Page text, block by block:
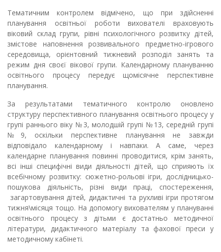
Тематичним контролем відмічено, що при здійсненні
планування освітньої роботи вихователі враховують
віковий склад групи, рівні психологічного розвитку дітей,
змістове наповнення розвивального предметно-ігрового
середовища, орієнтовний тижневий розподіл занять та
режим дня своєї вікової групи. Календарному плануванню
освітнього процесу передує щомісячне перспективне
планування.
За результатами тематичного контролю оновлено
структуру перспективного планування освітнього процесу у
групі раннього віку №3, молодшій групі №13, середній групі
№9, оскільки перспективне планування не завжди
відповідало календарному і навпаки. А саме, через
календарне планування повинні проводитися, крім занять,
всі інші специфічні види діяльності дітей, що сприяють їх
всебічному розвитку: сюжетно-рольові ігри, дослідницько-
пошукова діяльність, різні види праці, спостереження,
загартовування дітей, дидактичні та рухливі ігри протягом
тижня\місяця тощо. На допомогу вихователям у плануванні
освітнього процесу з дітьми є достатньо методичної
літератури, дидактичного матеріалу та фахової преси у
методичному кабінеті.